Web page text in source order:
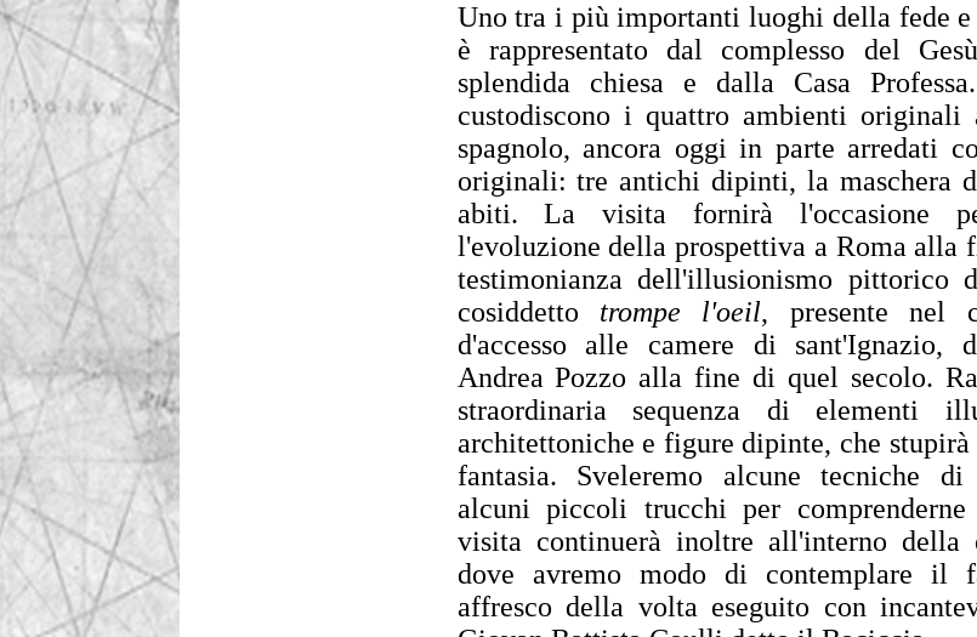
Uno tra i più importanti luoghi della fede e
è rappresentato dal complesso del
splendida chiesa e dalla Casa
custodiscono i quattro ambienti originali
spagnolo, ancora oggi in parte arredati
originali: tre antichi dipinti, la maschera
abiti. La visita fornirà l'occasione
l'evoluzione della prospettiva a Roma alla
testimonianza dell'illusionismo pittorico
cosiddetto trompe l'oeil, presente nel
d'accesso alle camere di sant'Ignazio,
Andrea Pozzo alla fine di quel secolo.
straordinaria sequenza di elementi
architettoniche e figure dipinte, che
fantasia. Sveleremo alcune tecniche
alcuni piccoli trucchi per
visita continuerà inoltre all'interno della
dove avremo modo di contemplare il
affresco della volta eseguito con